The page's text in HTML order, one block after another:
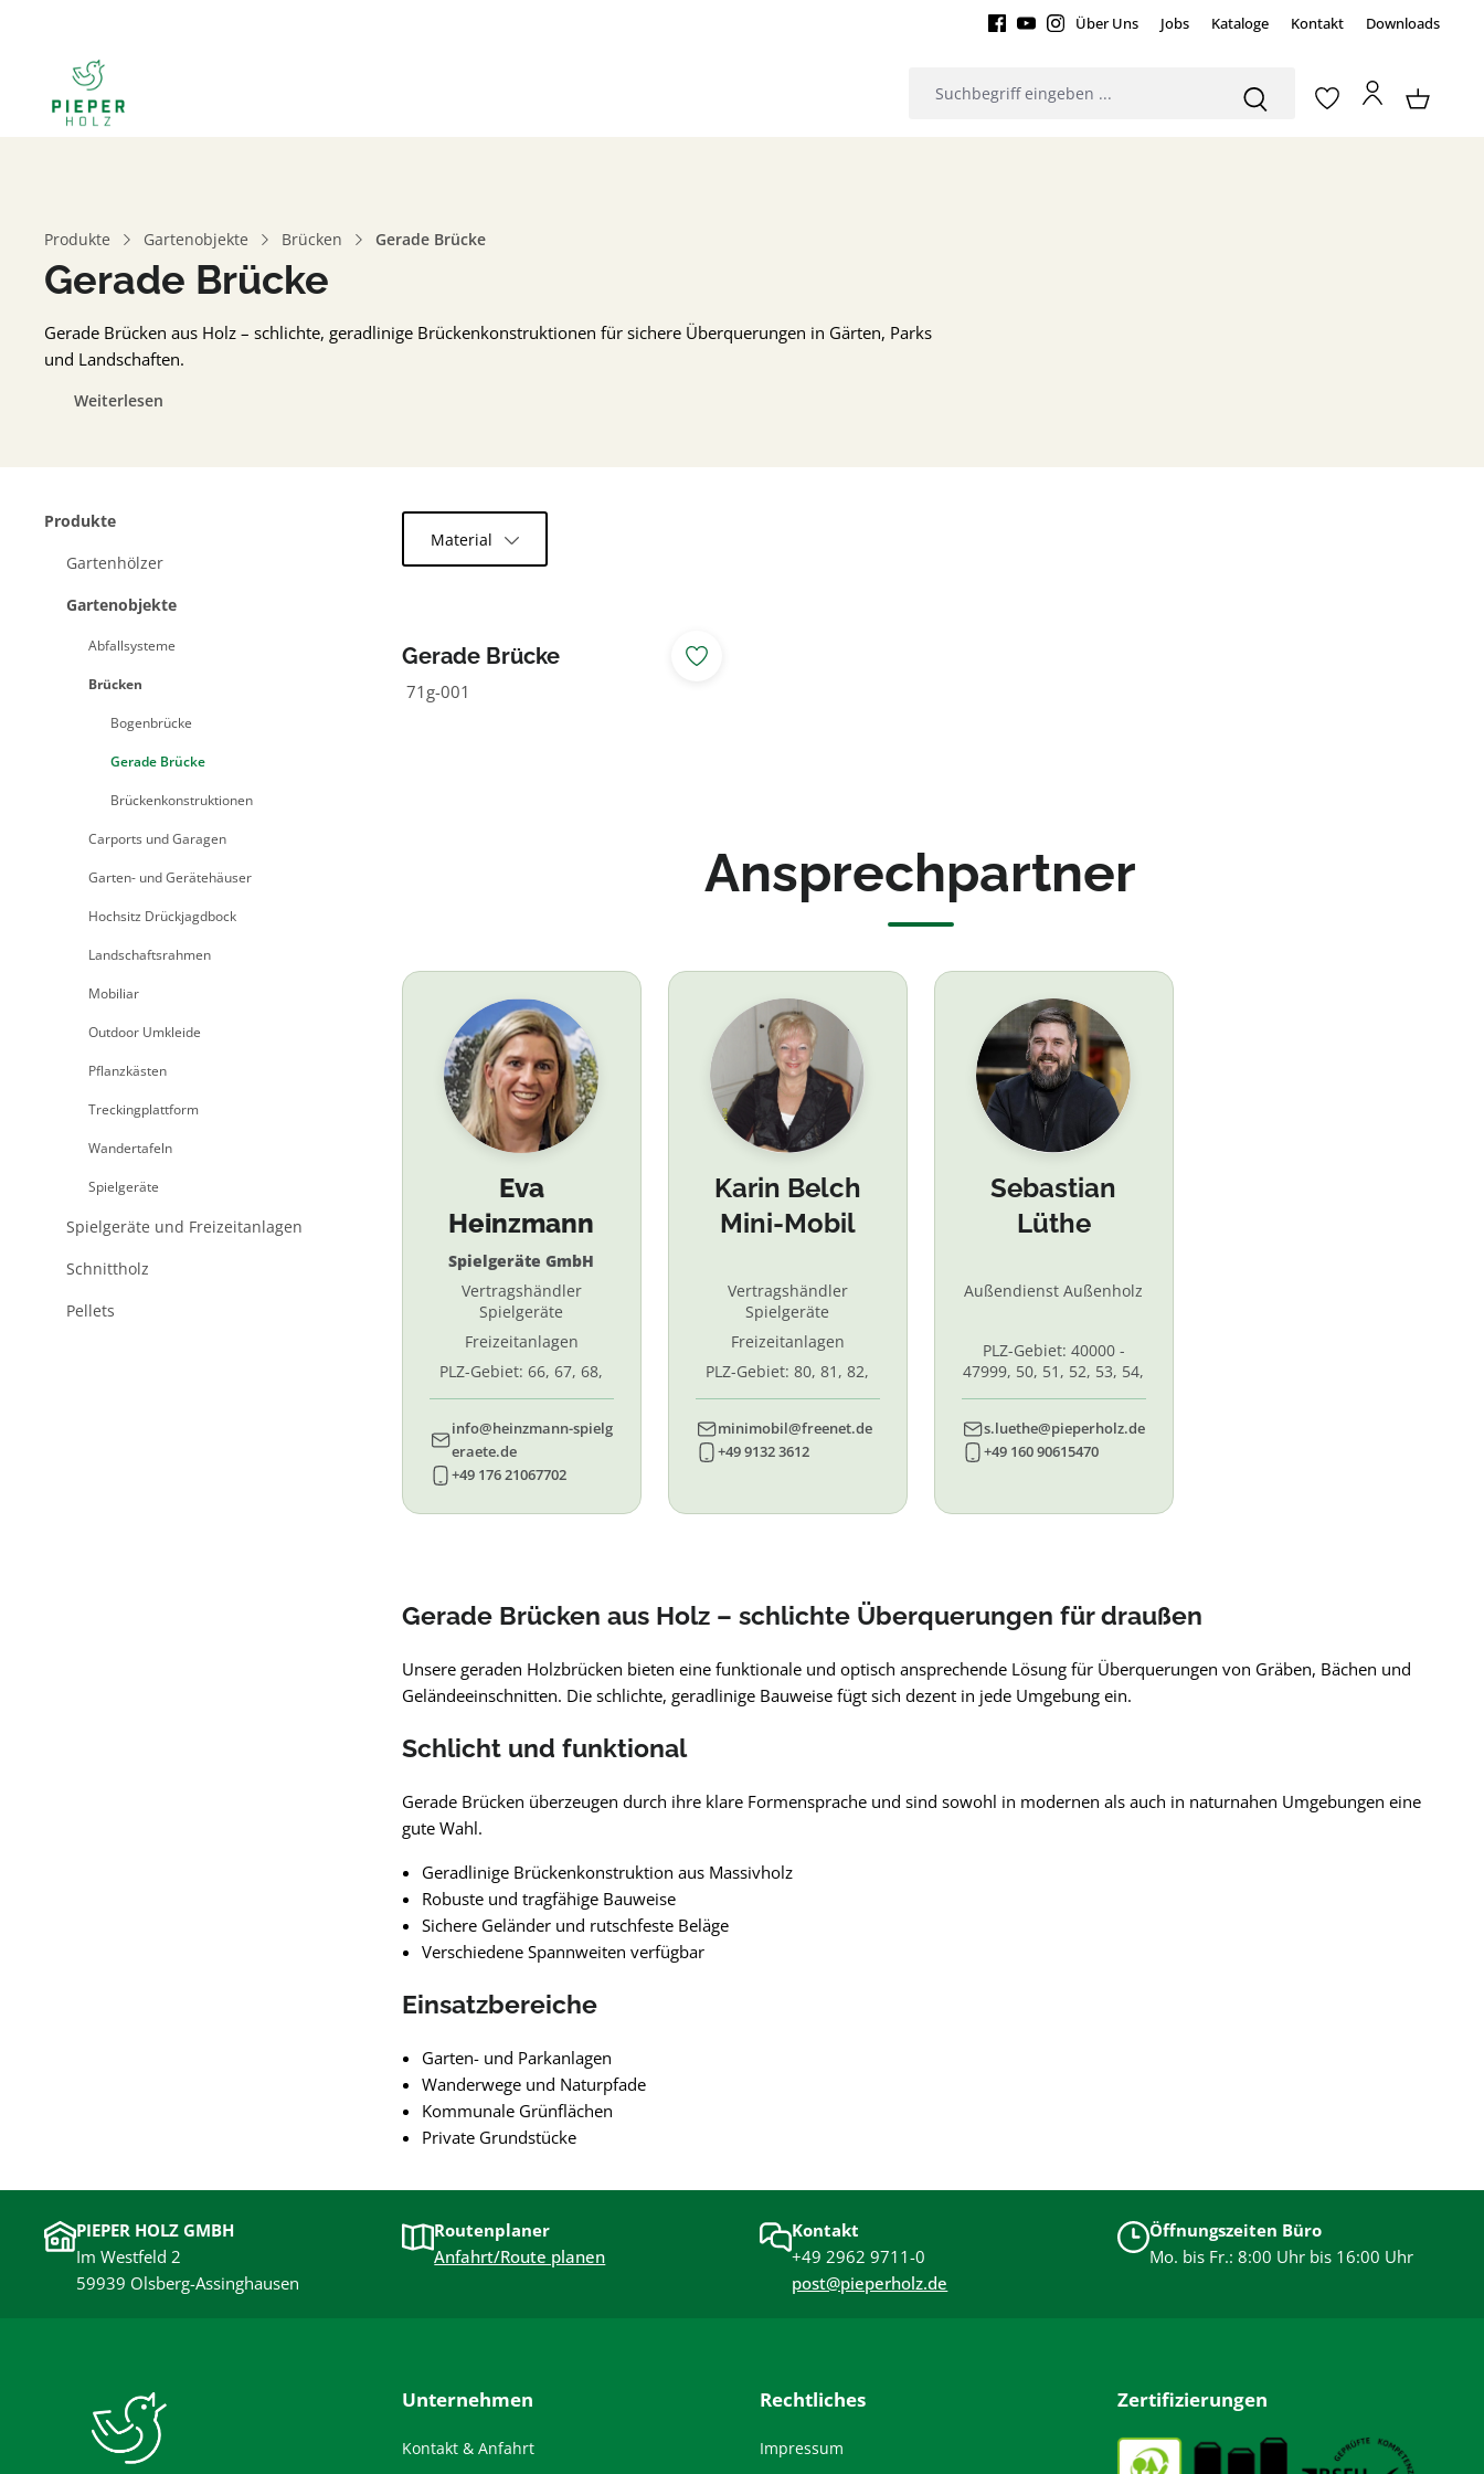
Über Uns Jobs Kataloge Kontakt Downloads
Produkte Gartenobjekte Brücken Gerade Brücke
Gerade Brücke
Gerade Brücken aus Holz – schlichte, geradlinige Brückenkonstruktionen für sichere Überquerungen in Gärten, Parks
und Landschaften.
Weiterlesen
Produkte
Gartenhölzer
Gartenobjekte
Abfallsysteme
Brücken
Bogenbrücke
Gerade Brücke
Brückenkonstruktionen
Carports und Garagen
Garten- und Gerätehäuser
Hochsitz Drückjagdbock
Landschaftsrahmen
Mobiliar
Outdoor Umkleide
Pflanzkästen
Treckingplattform
Wandertafeln
Spielgeräte
Spielgeräte und Freizeitanlagen
Schnittholz
Pellets
Material
Gerade Brücke
71g-001
Ansprechpartner
Eva
Heinzmann
Spielgeräte GmbH
Vertragshändler
Spielgeräte
Freizeitanlagen
PLZ-Gebiet: 66, 67, 68,
info@heinzmann-spielg
eraete.de
+49 176 21067702
Karin Belch
Mini-Mobil
Vertragshändler
Spielgeräte
Freizeitanlagen
PLZ-Gebiet: 80, 81, 82,
minimobil@freenet.de
+49 9132 3612
Sebastian
Lüthe
Außendienst Außenholz
PLZ-Gebiet: 40000 -
47999, 50, 51, 52, 53, 54,
s.luethe@pieperholz.de
+49 160 90615470
Gerade Brücken aus Holz – schlichte Überquerungen für draußen
Unsere geraden Holzbrücken bieten eine funktionale und optisch ansprechende Lösung für Überquerungen von Gräben, Bächen und
Geländeeinschnitten. Die schlichte, geradlinige Bauweise fügt sich dezent in jede Umgebung ein.
Schlicht und funktional
Gerade Brücken überzeugen durch ihre klare Formensprache und sind sowohl in modernen als auch in naturnahen Umgebungen eine
gute Wahl.
Geradlinige Brückenkonstruktion aus Massivholz
Robuste und tragfähige Bauweise
Sichere Geländer und rutschfeste Beläge
Verschiedene Spannweiten verfügbar
Einsatzbereiche
Garten- und Parkanlagen
Wanderwege und Naturpfade
Kommunale Grünflächen
Private Grundstücke
PIEPER HOLZ GMBH
Im Westfeld 2
59939 Olsberg-Assinghausen
Routenplaner
Anfahrt/Route planen
Kontakt
+49 2962 9711-0
post@pieperholz.de
Öffnungszeiten Büro
Mo. bis Fr.: 8:00 Uhr bis 16:00 Uhr
Unternehmen
Kontakt & Anfahrt
Rechtliches
Impressum
Zertifizierungen